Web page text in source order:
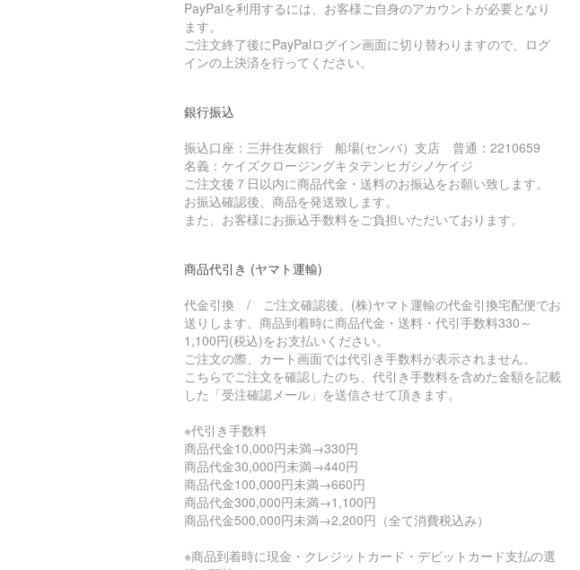
PayPalを利用するには、お客様ご自身のアカウントが必要となり
ます。
ご注文終了後にPayPalログイン画面に切り替わりますので、ログ
インの上決済を行ってください。
銀行振込
振込口座：三井住友銀行 船場(センバ）支店 普通：2210659
名義：ケイズクロージングキタテンヒガシノケイジ
ご注文後７日以内に商品代金・送料のお振込をお願い致します。
お振込確認後、商品を発送致します。
また、お客様にお振込手数料をご負担いただいております。
商品代引き (ヤマト運輸)
代金引換 / ご注文確認後、(株)ヤマト運輸の代金引換宅配便でお
送りします。商品到着時に商品代金・送料・代引手数料330～
1,100円(税込)をお支払いください。
ご注文の際、カート画面では代引き手数料が表示されません。
こちらでご注文を確認したのち、代引き手数料を含めた金額を記載
した「受注確認メール」を送信させて頂きます。
※代引き手数料
商品代金10,000円未満→330円
商品代金30,000円未満→440円
商品代金100,000円未満→660円
商品代金300,000円未満→1,100円
商品代金500,000円未満→2,200円（全て消費税込み）
※商品到着時に現金・クレジットカード・デビットカード支払の選